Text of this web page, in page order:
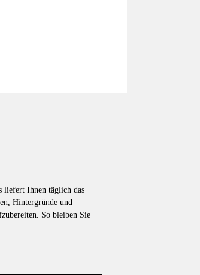
liefert Ihnen täglich das
Hintergründe und
So bleiben Sie